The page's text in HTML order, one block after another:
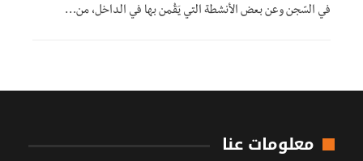
في السّجن وعن بعض الأنشطة التي يَقُمن بها في الداخل، من…
معلومات عنا